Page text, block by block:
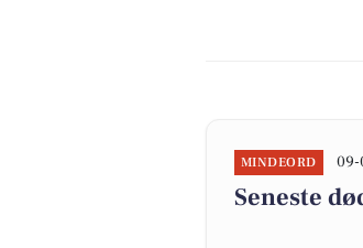
MINDEORD 09-
Seneste